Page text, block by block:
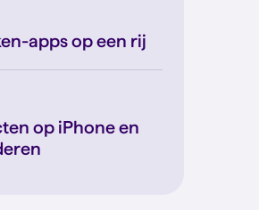
apps op een rij
op iPhone en